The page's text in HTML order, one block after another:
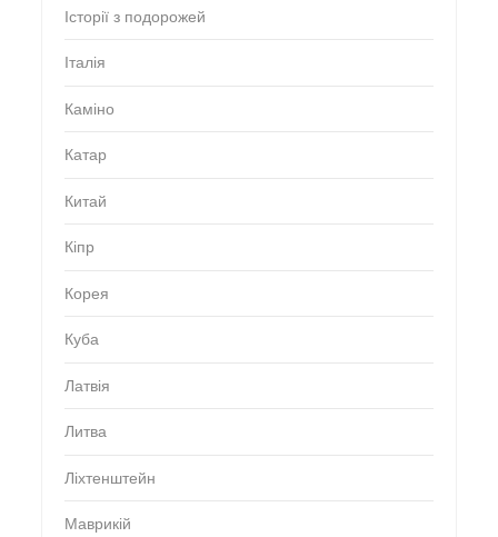
Історії з подорожей
Італія
Каміно
Катар
Китай
Кіпр
Корея
Куба
Латвія
Литва
Ліхтенштейн
Маврикій